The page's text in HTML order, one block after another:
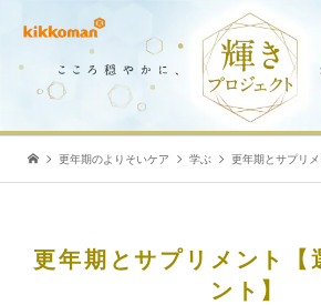
更年期のよりそいケア 学ぶ 更年期とサプリメ
更年期とサプリメント【
ント】